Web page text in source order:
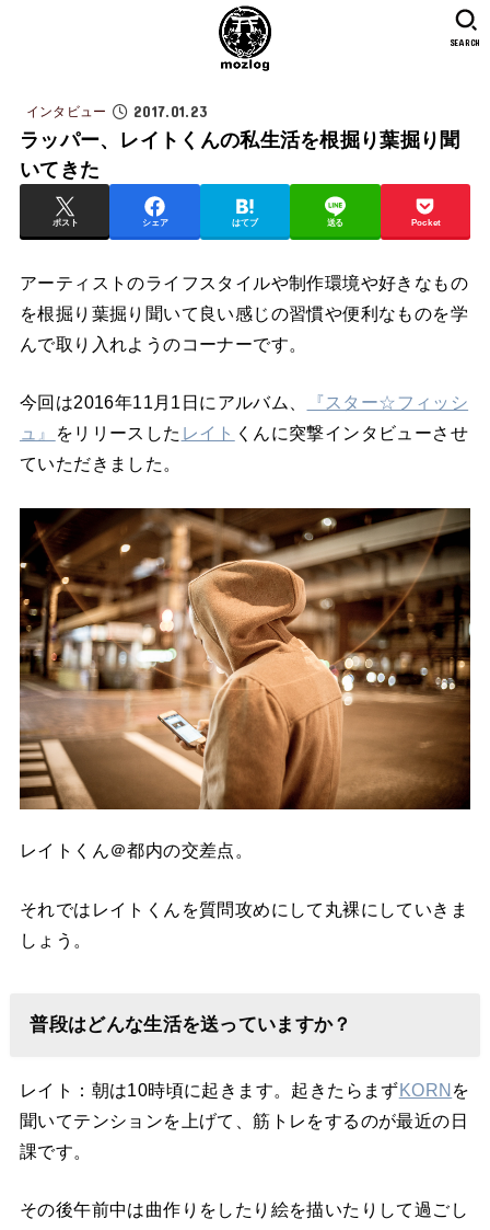
SEARCH
インタビュー 2017.01.23
ラッパー、レイトくんの私生活を根掘り葉掘り聞
いてきた
ポスト シェア はてブ 送る Pocket
アーティストのライフスタイルや制作環境や好きなもの
を根掘り葉掘り聞いて良い感じの習慣や便利なものを学
んで取り入れようのコーナーです。
今回は2016年11月1日にアルバム、
『スター☆フィッシ
ュ』
をリリースした レイト くんに突撃インタビューさせ
ていただきました。
レイトくん＠都内の交差点。
それではレイトくんを質問攻めにして丸裸にしていきま
しょう。
普段はどんな生活を送っていますか？
レイト：朝は10時頃に起きます。起きたらまずKORN を
聞いてテンションを上げて、筋トレをするのが最近の日
課です。
その後午前中は曲作りをしたり絵を描いたりして過ごし